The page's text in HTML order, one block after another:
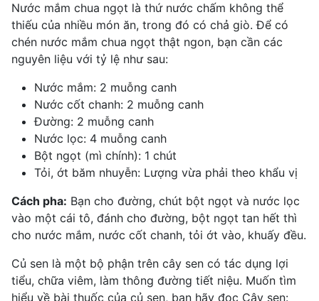
Nước mắm chua ngọt là thứ nước chấm không thể
thiếu của nhiều món ăn, trong đó có chả giò. Để có
chén nước mắm chua ngọt thật ngon, bạn cần các
nguyên liệu với tỷ lệ như sau:
Nước mắm: 2 muỗng canh
Nước cốt chanh: 2 muỗng canh
Đường: 2 muỗng canh
Nước lọc: 4 muỗng canh
Bột ngọt (mì chính): 1 chút
Tỏi, ớt băm nhuyễn: Lượng vừa phải theo khẩu vị
Cách pha: Bạn cho đường, chút bột ngọt và nước lọc
vào một cái tô, đánh cho đường, bột ngọt tan hết thì
cho nước mắm, nước cốt chanh, tỏi ớt vào, khuấy đều.
Củ sen là một bộ phận trên cây sen có tác dụng lợi
tiểu, chữa viêm, làm thông đường tiết niệu. Muốn tìm
hiểu về bài thuốc của củ sen, bạn hãy đọc Cây sen: